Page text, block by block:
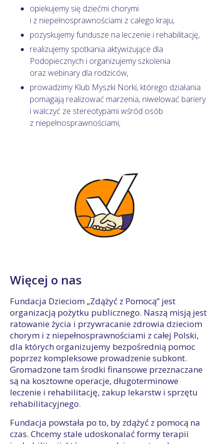
opiekujemy się dziećmi chorymi
i z niepełnosprawnościami z całego kraju,
pozyskujemy fundusze na leczenie i rehabilitację,
realizujemy spotkania aktywizujące dla
Podopiecznych i organizujemy szkolenia
oraz webinary dla rodziców,
prowadzimy Klub Myszki Norki, którego działania
pomagają realizować marzenia, niwelować bariery
i walczyć ze stereotypami wśród osób
z niepełnosprawnościami,
Więcej o nas
Fundacja Dzieciom „Zdążyć z Pomocą” jest
organizacją pożytku publicznego. Naszą misją jest
ratowanie życia i przywracanie zdrowia dzieciom
chorym i z niepełnosprawnościami z całej Polski,
dla których organizujemy bezpośrednią pomoc
poprzez kompleksowe prowadzenie subkont.
Gromadzone tam środki finansowe przeznaczane
są na kosztowne operacje, długoterminowe
leczenie i rehabilitację, zakup lekarstw i sprzętu
rehabilitacyjnego.
Fundacja powstała po to, by zdążyć z pomocą na
czas. Chcemy stale udoskonalać formy terapii